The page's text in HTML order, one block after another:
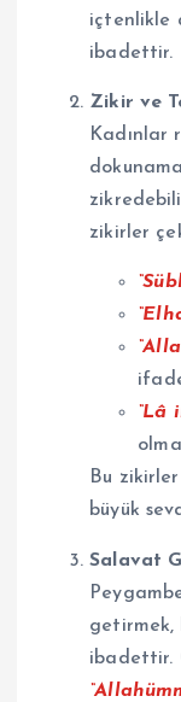
içtenlikle
ibadettir.
Zikir ve
Kadınlar
zikirler
“Lâ
Bu
büyük
Salavat
getirmek,
ibadettir.